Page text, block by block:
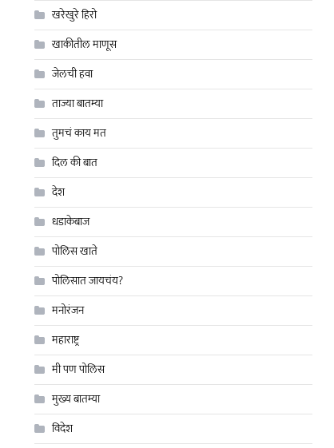
खरेखुरे हिरो
खाकीतील माणूस
जेलची हवा
ताज्या बातम्या
तुमचं काय मत
दिल की बात
देश
धडाकेबाज
पोलिस खाते
पोलिसात जायचंय?
मनोरंजन
महाराष्ट्र
मी पण पोलिस
मुख्य बातम्या
विदेश